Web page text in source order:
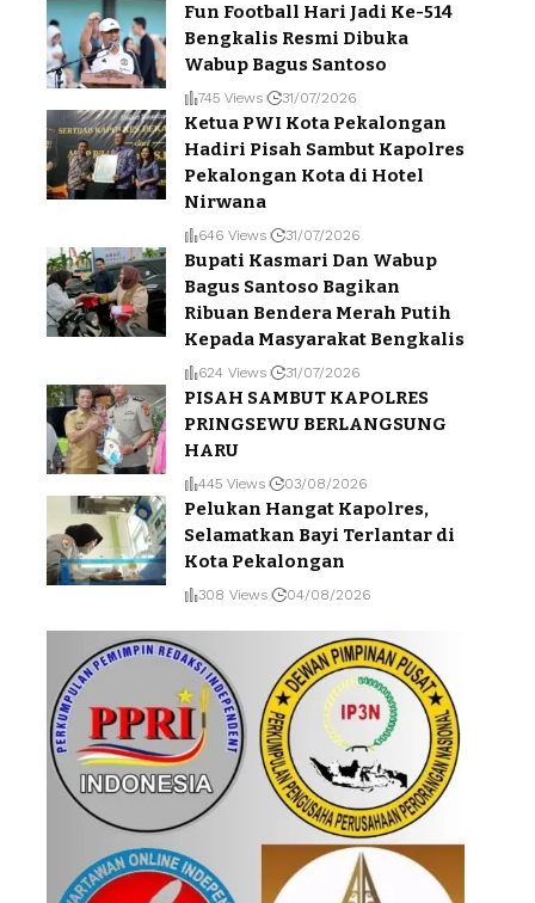
Fun Football Hari Jadi Ke-514
Bengkalis Resmi Dibuka
Wabup Bagus Santoso
745 Views 31/07/2026
Ketua PWI Kota Pekalongan
Hadiri Pisah Sambut Kapolres
Pekalongan Kota di Hotel
Nirwana
646 Views 31/07/2026
Bupati Kasmari Dan Wabup
Bagus Santoso Bagikan
Ribuan Bendera Merah Putih
Kepada Masyarakat Bengkalis
624 Views 31/07/2026
PISAH SAMBUT KAPOLRES
PRINGSEWU BERLANGSUNG
HARU
445 Views 03/08/2026
Pelukan Hangat Kapolres,
Selamatkan Bayi Terlantar di
Kota Pekalongan
308 Views 04/08/2026